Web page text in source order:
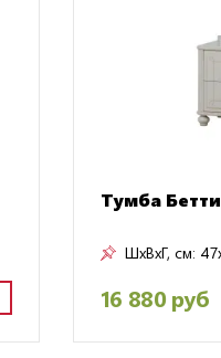
Тумба
ШxВxГ, см:
16 880 руб